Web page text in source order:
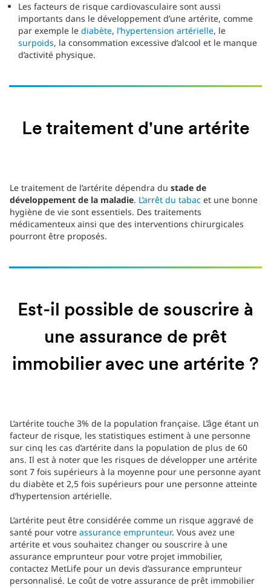
Les facteurs de risque cardiovasculaire sont aussi
importants dans le développement d’une artérite, comme
par exemple le diabète, l’hypertension artérielle, le
surpoids, la consommation excessive d’alcool et le manque
d’activité physique.
Le traitement d'une artérite
Le traitement de l’artérite dépendra du stade de
développement de la maladie. L’arrêt du tabac et une bonne
hygiène de vie sont essentiels. Des traitements
médicamenteux ainsi que des interventions chirurgicales
pourront être proposés.
Est-il possible de souscrire à
une assurance de prêt
immobilier avec une artérite ?
L’artérite touche 3% de la population française. L’âge étant un
facteur de risque, les statistiques estiment à une personne
sur cinq les cas d’artérite dans la population de plus de 60
ans. Il est à noter que les risques de développer une artérite
sont 7 fois supérieurs à la moyenne pour une personne ayant
du diabète et 2,5 fois supérieurs pour une personne atteinte
d’hypertension artérielle.
L’artérite peut être considérée comme un risque aggravé de
santé pour votre assurance emprunteur. Vous avez une
artérite et vous souhaitez changer ou souscrire à une
assurance emprunteur pour votre projet immobilier,
contactez MetLife pour un devis d’assurance emprunteur
personnalisé. Le coût de votre assurance de prêt immobilier